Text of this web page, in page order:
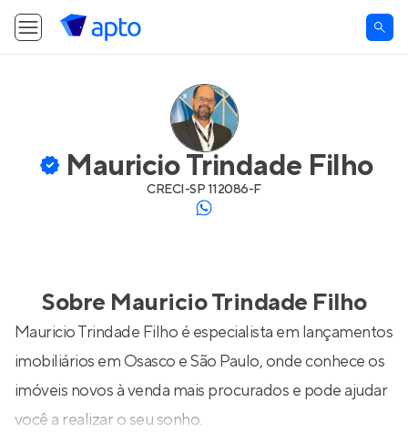
Mauricio Trindade Filho
CRECI-SP 112086-F
Sobre Mauricio Trindade Filho
Mauricio Trindade Filho é especialista em lançamentos
imobiliários em Osasco e São Paulo, onde conhece os
imóveis novos à venda mais procurados e pode ajudar
você a realizar o seu sonho.